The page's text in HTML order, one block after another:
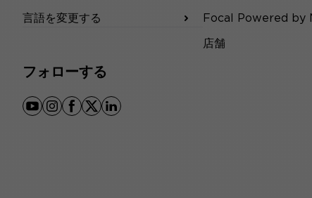
言語を変更する
フォローする
youtube
instagram
facebook
x linkedin
Focal Powered by
店舗